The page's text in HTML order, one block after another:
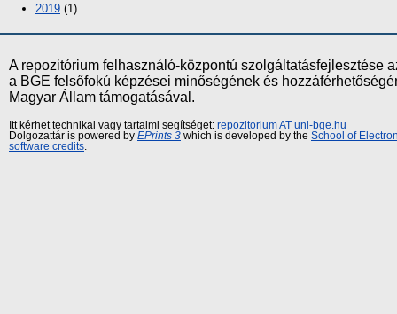
2019 (1)
A repozitórium felhasználó-központú szolgáltatásfejlesztése
a BGE felsőfokú képzései minőségének és
Magyar Állam támogatásával.
Itt kérhet technikai vagy tartalmi segítséget: repozitorium AT uni-bge.hu
Dolgozattár is powered by EPrints 3 which is developed by the School of
software credits